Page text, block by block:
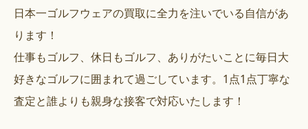
日本一ゴルフウェアの買取に全力を注いでいる自信があ
ります！
仕事もゴルフ、休日もゴルフ、ありがたいことに毎日大
好きなゴルフに囲まれて過ごしています。1点1点丁寧な
査定と誰よりも親身な接客で対応いたします！